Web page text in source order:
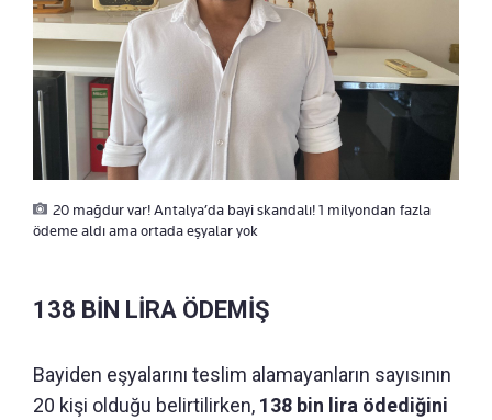
20 mağdur var! Antalya’da bayi skandalı! 1 milyondan fazla
ödeme aldı ama ortada eşyalar yok
138 BİN LİRA ÖDEMİŞ
Bayiden eşyalarını teslim alamayanların sayısının
20 kişi olduğu belirtilirken, 138 bin lira ödediğini